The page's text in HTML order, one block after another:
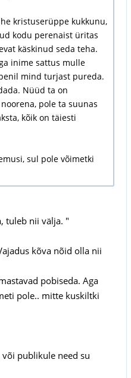
kristuserüppe kukkunu,
kodu perenaist üritas
käskinud seda teha.
inime sattus mulle
mind turjast pureda.
Nüüd ta on
pole ta suunas
kõik on täiesti
sul pole võimetki
tuleb nii välja. "
kõva nõid olla nii
pobiseda. Aga
pole.. mitte kuskiltki
publikule need su